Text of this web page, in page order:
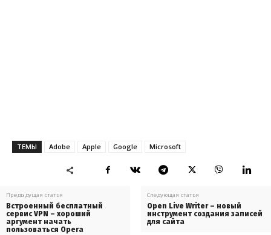
ТЕМЫ Adobe Apple Google Microsoft
Предыдущая статья
Встроенный бесплатный
сервис VPN – хороший
аргумент начать
пользоваться Opera
Следующая статья
Open Live Writer – новый
инструмент создания записей
для сайта